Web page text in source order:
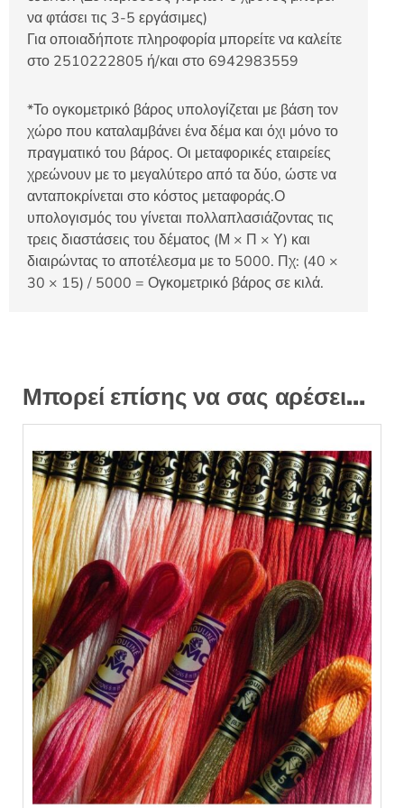
να φτάσει τις 3-5 εργάσιμες)
Για οποιαδήποτε πληροφορία μπορείτε να καλείτε
στο 2510222805 ή/και στο 6942983559
*Το ογκομετρικό βάρος υπολογίζεται με βάση τον
χώρο που καταλαμβάνει ένα δέμα και όχι μόνο το
πραγματικό του βάρος. Οι μεταφορικές εταιρείες
χρεώνουν με το μεγαλύτερο από τα δύο, ώστε να
ανταποκρίνεται στο κόστος μεταφοράς.Ο
υπολογισμός του γίνεται πολλαπλασιάζοντας τις
τρεις διαστάσεις του δέματος (Μ × Π × Υ) και
διαιρώντας το αποτέλεσμα με το 5000. Πχ: (40 ×
30 × 15) / 5000 = Ογκομετρικό βάρος σε κιλά.
Μπορεί επίσης να σας αρέσει…